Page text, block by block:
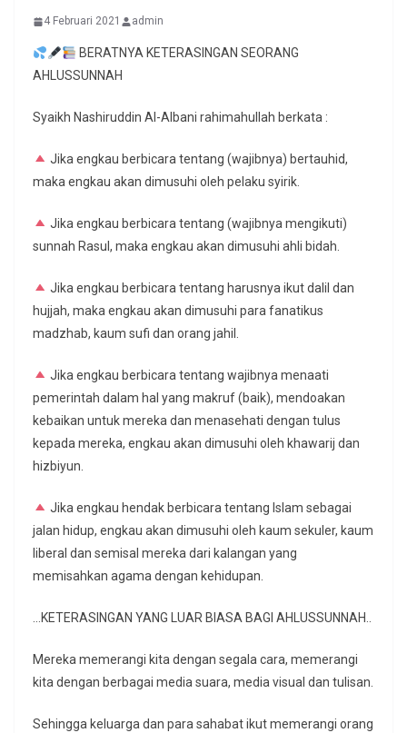
4 Februari 2021 admin
BERATNYA KETERASINGAN SEORANG
AHLUSSUNNAH
Syaikh Nashiruddin Al-Albani rahimahullah berkata :
Jika engkau berbicara tentang (wajibnya) bertauhid,
maka engkau akan dimusuhi oleh pelaku syirik.
Jika engkau berbicara tentang (wajibnya mengikuti)
sunnah Rasul, maka engkau akan dimusuhi ahli bidah.
Jika engkau berbicara tentang harusnya ikut dalil dan
hujjah, maka engkau akan dimusuhi para fanatikus
madzhab, kaum sufi dan orang jahil.
Jika engkau berbicara tentang wajibnya menaati
pemerintah dalam hal yang makruf (baik), mendoakan
kebaikan untuk mereka dan menasehati dengan tulus
kepada mereka, engkau akan dimusuhi oleh khawarij dan
hizbiyun.
Jika engkau hendak berbicara tentang Islam sebagai
jalan hidup, engkau akan dimusuhi oleh kaum sekuler, kaum
liberal dan semisal mereka dari kalangan yang
memisahkan agama dengan kehidupan.
…KETERASINGAN YANG LUAR BIASA BAGI AHLUSSUNNAH..
Mereka memerangi kita dengan segala cara, memerangi
kita dengan berbagai media suara, media visual dan tulisan.
Sehingga keluarga dan para sahabat ikut memerangi orang